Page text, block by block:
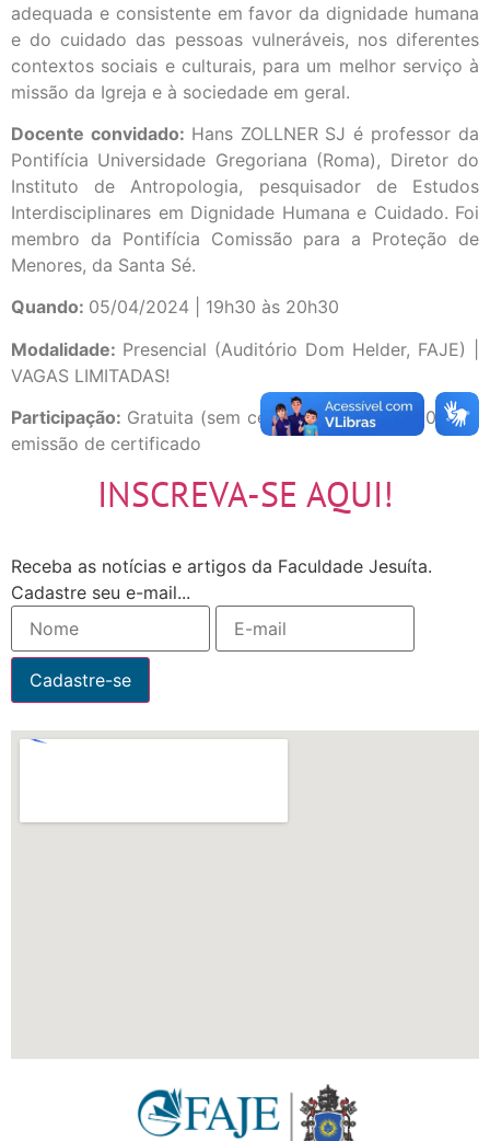
adequada e consistente em favor da dignidade humana
e do cuidado das pessoas vulneráveis, nos diferentes
contextos sociais e culturais, para um melhor serviço à
missão da Igreja e à sociedade em geral.
Docente convidado: Hans ZOLLNER SJ é professor da
Pontifícia Universidade Gregoriana (Roma), Diretor do
Instituto de Antropologia, pesquisador de Estudos
Interdisciplinares em Dignidade Humana e Cuidado. Foi
membro da Pontifícia Comissão para a Proteção de
Menores, da Santa Sé.
Quando: 05/04/2024 | 19h30 às 20h30
Modalidade: Presencial (Auditório Dom Helder, FAJE) |
VAGAS LIMITADAS!
Participação: Gratuita (sem certificado) | R$ 15,00 com
emissão de certificado
INSCREVA-SE AQUI!
Receba as notícias e artigos da Faculdade Jesuíta.
Cadastre seu e-mail...